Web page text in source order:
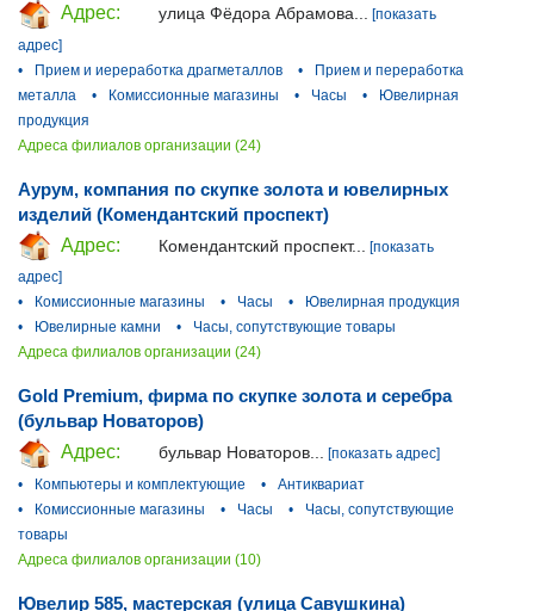
Адрес:
улица Фёдора Абрамова...
[показать
адрес]
•
Прием и иереработка драгметаллов •
Прием и переработка
металла
• Комиссионные магазины • Часы •
Ювелирная
продукция
Адреса филиалов организации (24)
Аурум, компания по скупке золота и ювелирных
изделий (Комендантский проспект)
Адрес:
Комендантский проспект...
[показать
адрес]
•
Комиссионные магазины • Часы •
Ювелирная продукция
•
Ювелирные камни •
Часы, сопутствующие товары
Адреса филиалов организации (24)
Gold Premium, фирма по скупке золота и серебра
(бульвар Новаторов)
Адрес:
бульвар Новаторов... [показать адрес]
•
Компьютеры и комплектующие •
Антиквариат
•
Комиссионные магазины • Часы •
Часы, сопутствующие
товары
Адреса филиалов организации (10)
Ювелир 585, мастерская (улица Савушкина)